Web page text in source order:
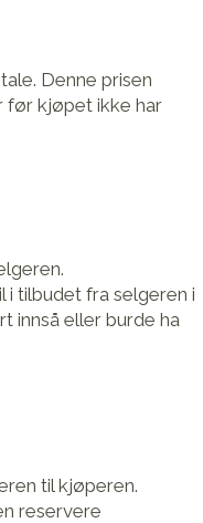
Denne prisen
før kjøpet ikke har
tilbudet fra selgeren i
innså eller burde ha
til kjøperen.
reservere